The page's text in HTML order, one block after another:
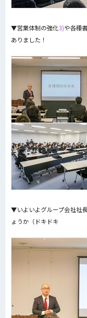
▼営業体制の強化3)や各種
ありました！
▼いよいよグループ会社社
ょうか（ドキドキ